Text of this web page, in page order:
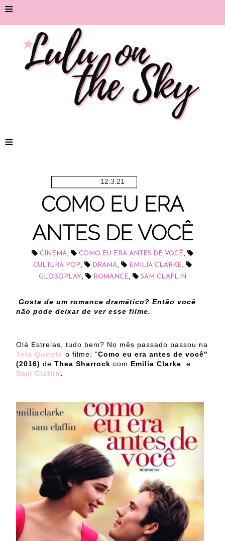
≡
≡
12.3.21
COMO EU ERA
ANTES DE VOCÊ
CINEMA, COMO EU ERA ANTES DE VOCÊ,
CULTURA POP, DRAMA, EMILIA CLARKE,
GLOBOPLAY, ROMANCE, SAM CLAFLIN
Gosta de um romance dramático? Então você
não pode deixar de ver esse filme.
Olá Estrelas, tudo bem? No mês passado passou na
Tela Quente o filme: "Como eu era antes de você"
(2016) de Thea Sharrock com Emilia Clarke
e
Sam Claflin.